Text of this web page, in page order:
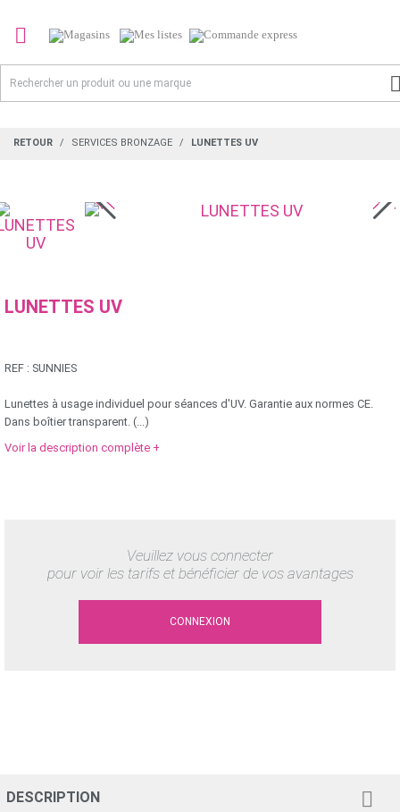

RETOUR SERVICES BRONZAGE LUNETTES UV
LUNETTES UV
REF : SUNNIES
Lunettes à usage individuel pour séances d'UV. Garantie aux normes CE.
Dans boîtier transparent. (...)
Voir la description complète +
Veuillez vous connecter
pour voir les tarifs et bénéficier de vos avantages
CONNEXION
DESCRIPTION 